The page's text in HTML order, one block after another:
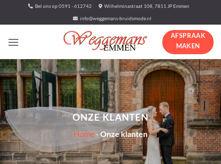
Bel ons op 0591 - 612742 Wilhelminastraat 108, 7811 JP Emmen
info@weggemans-bruidsmode.nl
AFSPRAAK
MAKEN
ONZE KLANTEN
Home- Onze klanten